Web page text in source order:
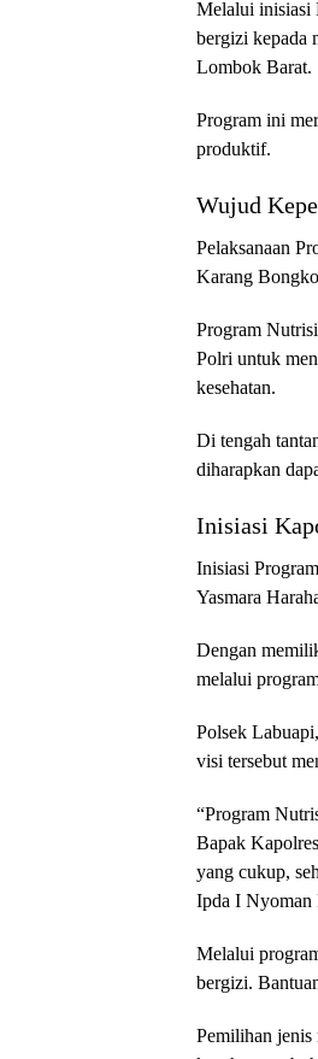
Melalui inisiasi
bergizi kepada
Lombok Barat.
Program ini
produktif.
Wujud
Pelaksanaan
Karang
Program
Polri untuk
kesehatan.
Di tengah
diharapkan
Inisiasi
Inisiasi
Yasmara
Dengan
melalui
Polsek
visi tersebut
“Program
Bapak
yang cukup,
Ipda I Nyoman
Melalui
bergizi.
Pemilihan jenis